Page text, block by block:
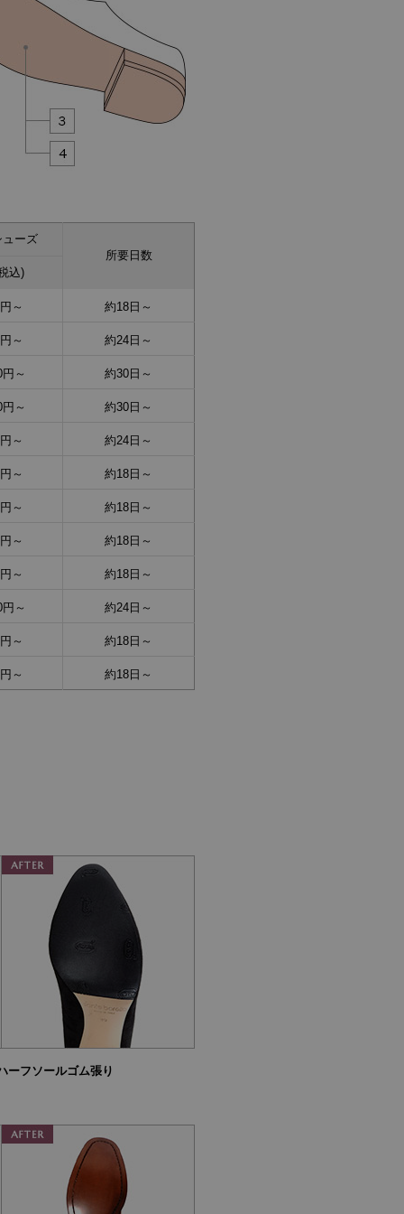
ューズ
所要日数
込)
～ 約18日～
～ 約24日～
～ 約30日～
～ 約30日～
～ 約24日～
～ 約18日～
～ 約18日～
～ 約18日～
～ 約18日～
～ 約24日～
～ 約18日～
～ 約18日～
フソールゴム張り